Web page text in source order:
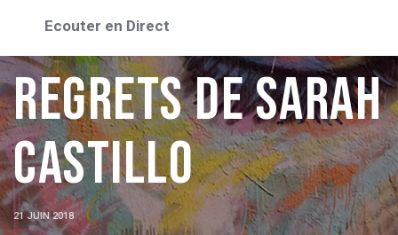
Ecouter en Direct
Le salon des
regrets de Sarah
Castillo
21 JUIN 2018